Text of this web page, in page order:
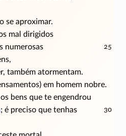
se aproximar.
mal dirigidos
25
numerosas
também atormentam.
em homem nobre.
bens que te engendrou
30
; é preciso que tenhas